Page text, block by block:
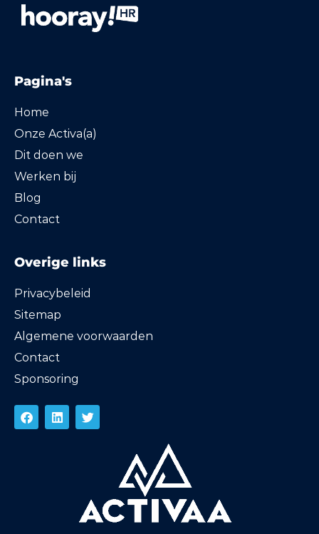
Pagina's
Home
Onze Activa(a)
Dit doen we
Werken bij
Blog
Contact
Overige links
Privacybeleid
Sitemap
Algemene voorwaarden
Contact
Sponsoring